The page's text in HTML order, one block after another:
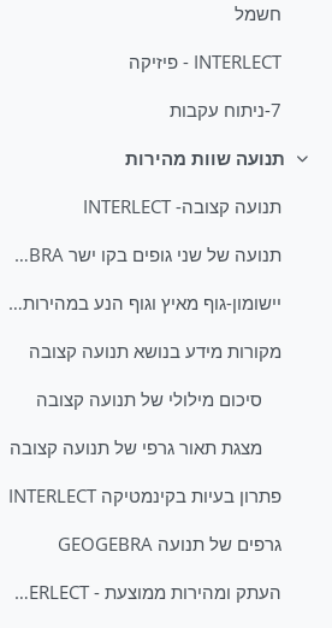
חשמל
INTERLECT - פיזיקה
7-ניתוח עקבות
צמצום
תנועה שוות מהירות
תנועה קצובה- INTERLECT
תנועה של שני גופים בקו ישר GEOGEBRA
יישומון-גוף מאיץ וגוף הנע במהירות קבועה
מקורות מידע בנושא תנועה קצובה
סיכום מילולי של תנועה קצובה
מצגת תאור גרפי של תנועה קצובה
פתרון בעיות בקינמטיקה INTERLECT
גרפים של תנועה GEOGEBRA
העתק ומהירות ממוצעת - INTERLECT